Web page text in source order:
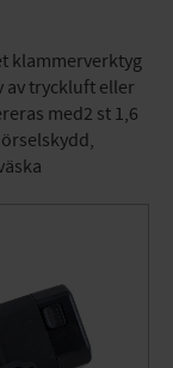
klammerverktyg
av tryckluft eller
med2 st 1,6